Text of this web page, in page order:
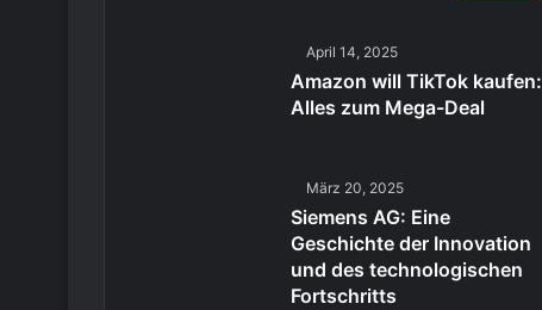
April 14, 2025
Amazon will TikTok kaufen:
Alles zum Mega-Deal
März 20, 2025
Siemens AG: Eine
Geschichte der Innovation
und des technologischen
Fortschritts